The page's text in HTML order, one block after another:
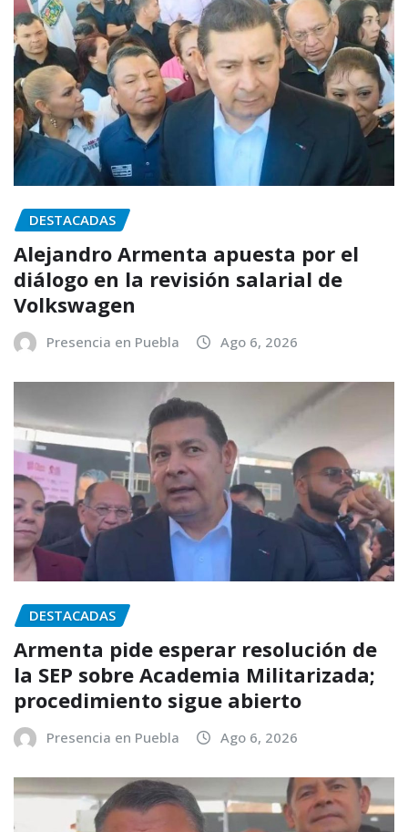
DESTACADAS
Alejandro Armenta apuesta por el
diálogo en la revisión salarial de
Volkswagen
Presencia en Puebla Ago 6, 2026
DESTACADAS
Armenta pide esperar resolución de
la SEP sobre Academia Militarizada;
procedimiento sigue abierto
Presencia en Puebla Ago 6, 2026